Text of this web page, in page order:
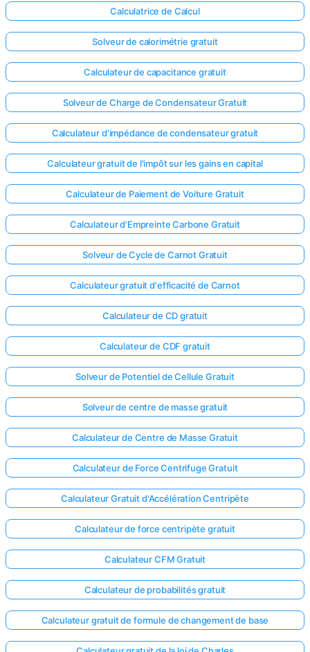
Calculatrice de Calcul
Solveur de calorimétrie gratuit
Calculateur de capacitance gratuit
Solveur de Charge de Condensateur Gratuit
Calculateur d'impédance de condensateur gratuit
Calculateur gratuit de l'impôt sur les gains en capital
Calculateur de Paiement de Voiture Gratuit
Calculateur d'Empreinte Carbone Gratuit
Solveur de Cycle de Carnot Gratuit
Calculateur gratuit d'efficacité de Carnot
Calculateur de CD gratuit
Calculateur de CDF gratuit
Solveur de Potentiel de Cellule Gratuit
Solveur de centre de masse gratuit
Calculateur de Centre de Masse Gratuit
Calculateur de Force Centrifuge Gratuit
Calculateur Gratuit d'Accélération Centripète
Calculateur de force centripète gratuit
Calculateur CFM Gratuit
Calculateur de probabilités gratuit
Calculateur gratuit de formule de changement de base